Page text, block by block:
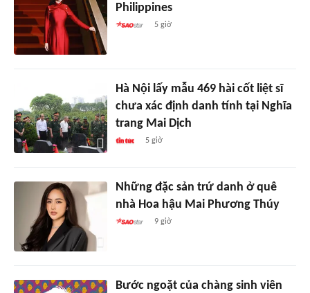
Philippines
5 giờ
Hà Nội lấy mẫu 469 hài cốt liệt sĩ
chưa xác định danh tính tại Nghĩa
trang Mai Dịch
5 giờ
Những đặc sản trứ danh ở quê
nhà Hoa hậu Mai Phương Thúy
9 giờ
Bước ngoặt của chàng sinh viên